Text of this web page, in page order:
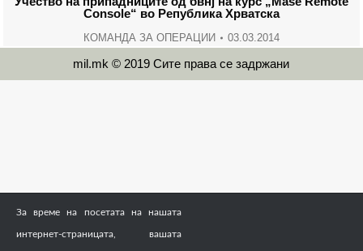
Console“ во Република Хрватска
КОМАНДА ЗА ОПЕРАЦИИ 03.03.2014
mil.mk © 2019 Сите права се задржани
За време на посетата на нашата
интернет-страницата, вашата